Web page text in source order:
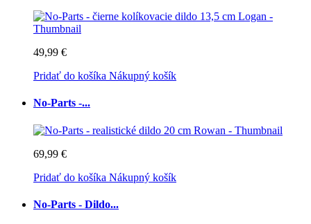
49,99 €
Pridať do košíka Nákupný košík
No-Parts -...
69,99 €
Pridať do košíka Nákupný košík
No-Parts - Dildo...